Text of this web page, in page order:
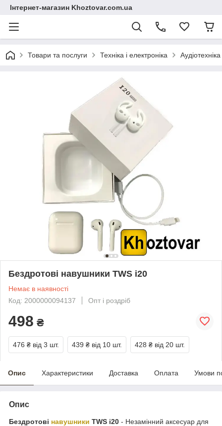
Інтернет-магазин Khoztovar.com.ua
Товари та послуги Техніка і електроніка
Бездротові навушники TWS i20
Немає в наявності
Код: 2000000094137
Опт і роздріб
498 ₴
476 ₴ від 3 шт. 439 ₴ від 10 шт. 428 ₴ від 20 шт.
Опис Характеристики Доставка Оплата Умови
Опис
Бездротові навушники TWS i20 - Незамінний аксесуар для